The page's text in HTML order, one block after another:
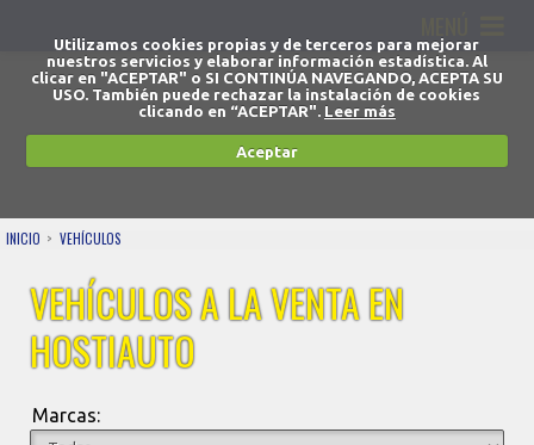
Utilizamos cookies propias y de terceros para mejorar
nuestros servicios y elaborar información estadística. Al
clicar en "ACEPTAR" o SI CONTINÚA NAVEGANDO, ACEPTA SU
USO. También puede rechazar la instalación de cookies
clicando en “ACEPTAR". Leer más
Aceptar
INICIO VEHÍCULOS
VEHÍCULOS A LA VENTA EN
HOSTIAUTO
Marcas: